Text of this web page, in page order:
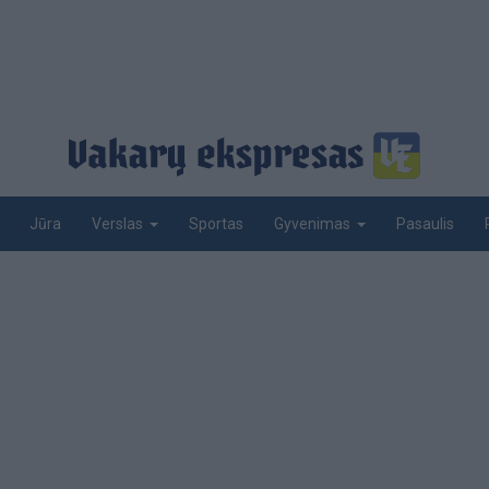
Jūra Verslas Sportas Gyvenimas Pasaulis